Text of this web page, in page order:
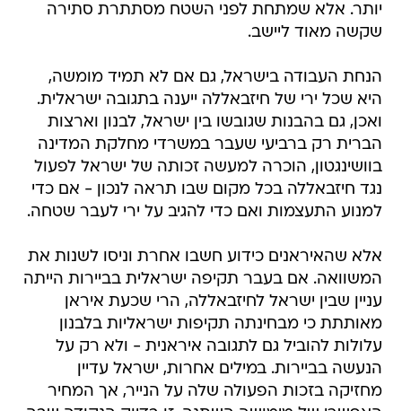
יותר. אלא שמתחת לפני השטח מסתתרת סתירה
שקשה מאוד ליישב.
הנחת העבודה בישראל, גם אם לא תמיד מומשה,
היא שכל ירי של חיזבאללה ייענה בתגובה ישראלית.
ואכן, גם בהבנות שגובשו בין ישראל, לבנון וארצות
הברית רק ברביעי שעבר במשרדי מחלקת המדינה
בוושינגטון, הוכרה למעשה זכותה של ישראל לפעול
נגד חיזבאללה בכל מקום שבו תראה לנכון - אם כדי
למנוע התעצמות ואם כדי להגיב על ירי לעבר שטחה.
אלא שהאיראנים כידוע חשבו אחרת וניסו לשנות את
המשוואה. אם בעבר תקיפה ישראלית בביירות הייתה
עניין שבין ישראל לחיזבאללה, הרי שכעת איראן
מאותתת כי מבחינתה תקיפות ישראליות בלבנון
עלולות להוביל גם לתגובה איראנית - ולא רק על
הנעשה בביירות. במילים אחרות, ישראל עדיין
מחזיקה בזכות הפעולה שלה על הנייר, אך המחיר